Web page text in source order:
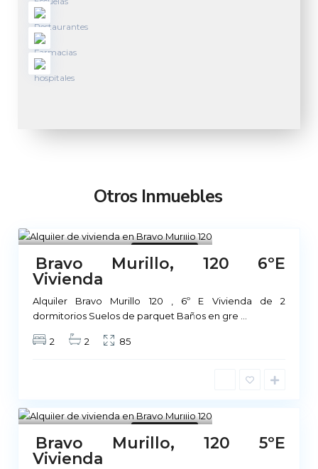
Otros Inmuebles
1
Madrid
Bravo Murillo, 120 6ºE
Vivienda
Alquiler Bravo Murillo 120 , 6º E Vivienda de 2
dormitorios Suelos de parquet Baños en gre ...
2 2 85
1
Madrid
Bravo Murillo, 120 5ºE
Vivienda